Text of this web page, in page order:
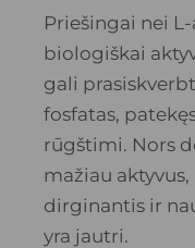
Priešingai nei
biologiškai
gali
fosfatas,
rūgštimi. Nors
mažiau
dirginantis ir
yra jautri.